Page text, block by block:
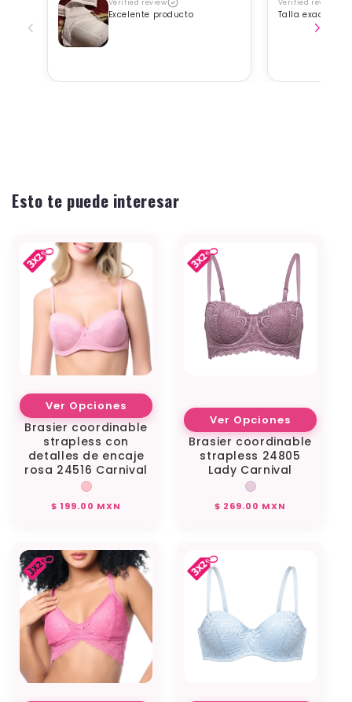
Verified review
Excelente producto
Verified review
Talla exacta,
Esto te puede interesar
Brasier coordinable
strapless con
detalles de encaje
rosa 24516 Carnival
Precio
$ 199.00 MXN
Ver Opciones
Brasier coordinable
strapless 24805
Lady Carnival
Precio
$ 269.00 MXN
Ver Opciones